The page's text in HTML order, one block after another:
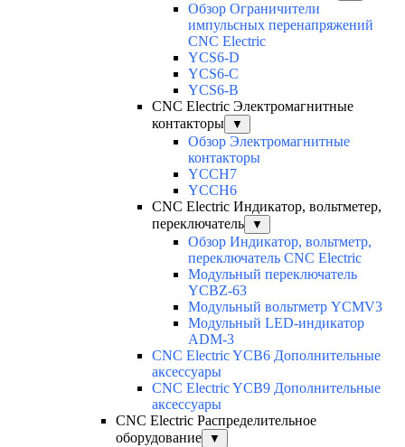
Обзор Ограничители
импульсных перенапряжений
CNC Electric
YCS6-D
YCS6-C
YCS6-B
CNC Electric Электромагнитные
контакторы
▼
Обзор Электромагнитные
контакторы
YCCH7
YCCH6
CNC Electric Индикатор, вольтметер,
переключатель
▼
Обзор Индикатор, вольтметр,
переключатель CNC Electric
Модульный переключатель
YCBZ-63
Модульный вольтметр YCMV3
Модульный LED-индикатор
ADM-3
CNC Electric YCB6 Дополнительные
аксессуары
CNC Electric YCB9 Дополнительные
аксессуары
CNC Electric Распределительное
оборудование
▼